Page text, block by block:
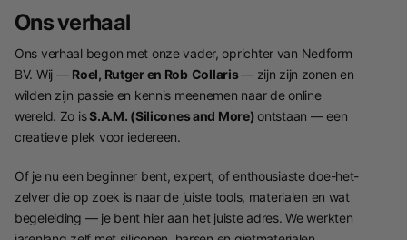
Ons verhaal
Ons verhaal begon met onze vader, oprichter van Nedform
BV. Wij — Roel, Rutger en Rob Collaris— zijn zijn zonen en
wilden zijn passie en kennis meenemen naar de online
wereld. Zo isS.A.M. (Silicones and More)ontstaan — een
creatieve plek voor iedereen.
Of je nu een beginner bent, expert, of enthousiaste doe-het-
zelver die op zoek is naar de juiste tools, materialen en wat
begeleiding — je bent hier aan het juiste adres. We werkten